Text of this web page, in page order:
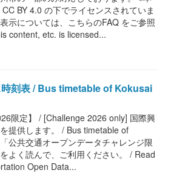
BY 4.0 の下でライセンスされていま
示については、こちらのFAQ をご参照
content, etc. is licensed...
時刻表 / Bus timetable of Kokusai
限定】 / [Challenge 2026 only] 国際興
提供します。 / Bus timetable of
公共交通オープンデータチャレンジ限
よく読んで、ご利用ください。 / Read
Open Data...